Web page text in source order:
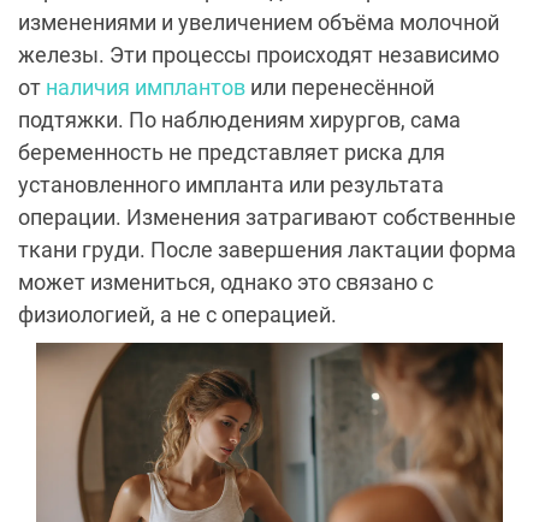
изменениями и увеличением объёма молочной
железы. Эти процессы происходят независимо
от наличия имплантов или перенесённой
подтяжки. По наблюдениям хирургов, сама
беременность не представляет риска для
установленного импланта или результата
операции. Изменения затрагивают собственные
ткани груди. После завершения лактации форма
может измениться, однако это связано с
физиологией, а не с операцией.